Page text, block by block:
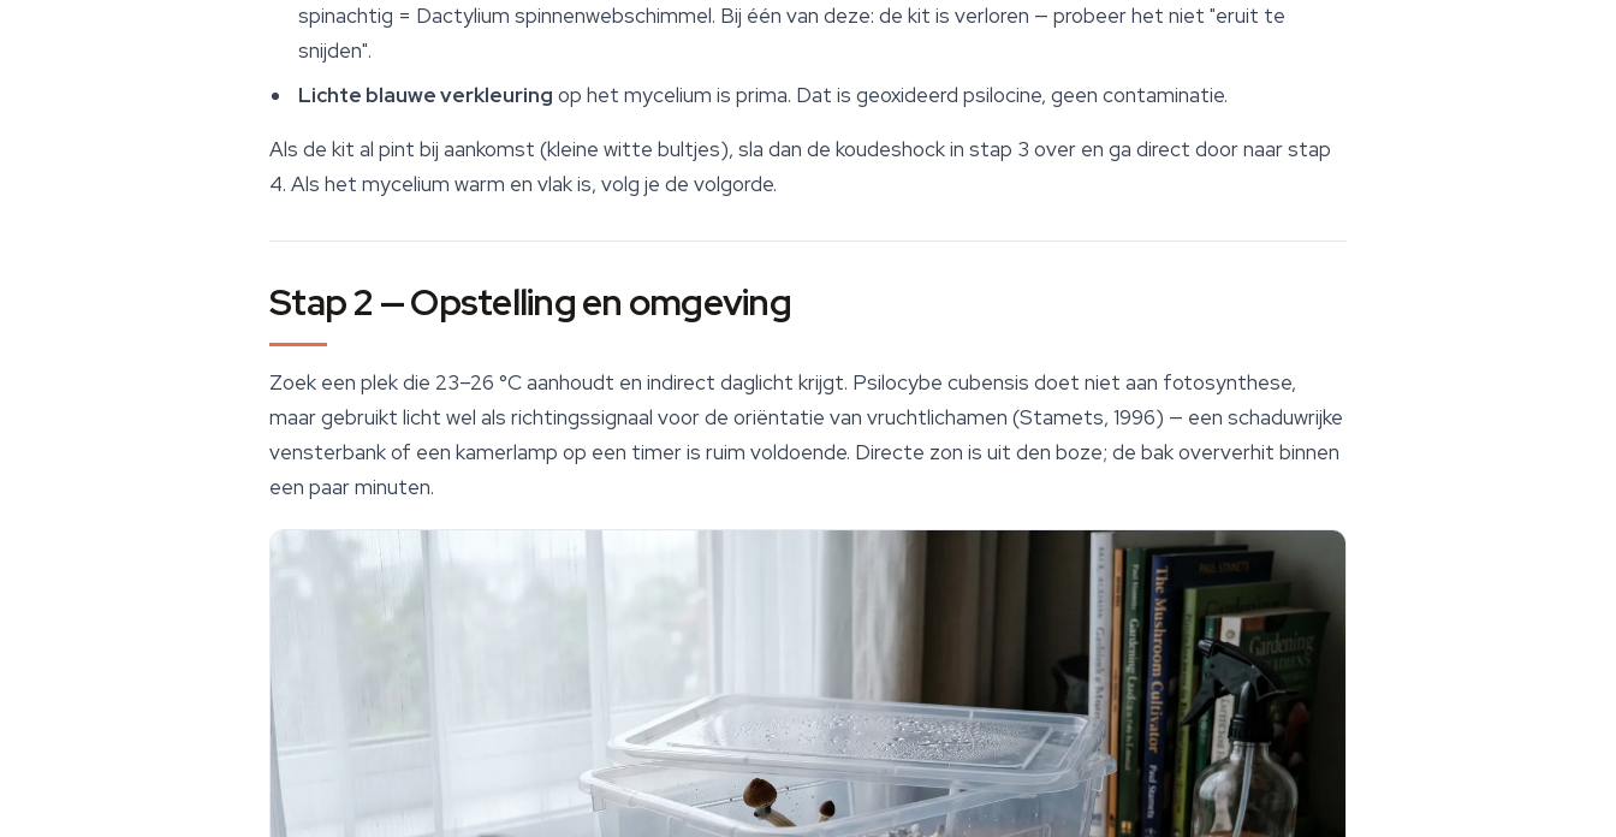
spinachtig = Dactylium spinnenwebschimmel. Bij één van deze: de kit is verloren — probeer het niet "eruit te
snijden".
Lichte blauwe verkleuring op het mycelium is prima. Dat is geoxideerd psilocine, geen contaminatie.
Als de kit al pint bij aankomst (kleine witte bultjes), sla dan de koudeshock in stap 3 over en ga direct door naar stap
4. Als het mycelium warm en vlak is, volg je de volgorde.
Stap 2 — Opstelling en omgeving
Zoek een plek die 23–26 °C aanhoudt en indirect daglicht krijgt. Psilocybe cubensis doet niet aan fotosynthese,
maar gebruikt licht wel als richtingssignaal voor de oriëntatie van vruchtlichamen (Stamets, 1996) — een schaduwrijke
vensterbank of een kamerlamp op een timer is ruim voldoende. Directe zon is uit den boze; de bak oververhit binnen
een paar minuten.